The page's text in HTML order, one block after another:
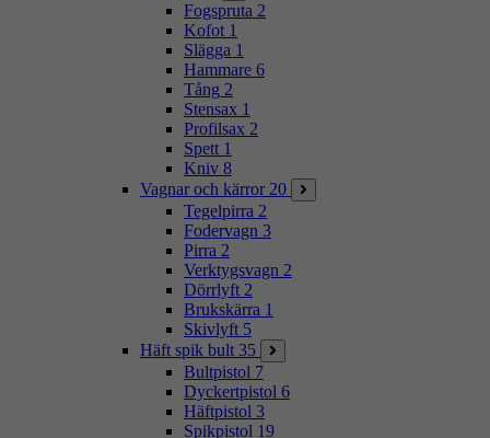
Fogspruta 2
Kofot 1
Slägga 1
Hammare 6
Tång 2
Stensax 1
Profilsax 2
Spett 1
Kniv 8
Vagnar och kärror 20
Tegelpirra 2
Fodervagn 3
Pirra 2
Verktygsvagn 2
Dörrlyft 2
Brukskärra 1
Skivlyft 5
Häft spik bult 35
Bultpistol 7
Dyckertpistol 6
Häftpistol 3
Spikpistol 19